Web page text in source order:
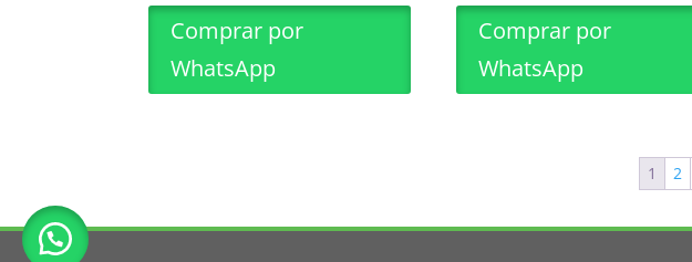
Comprar por
WhatsApp
Comprar por
WhatsApp
1 2